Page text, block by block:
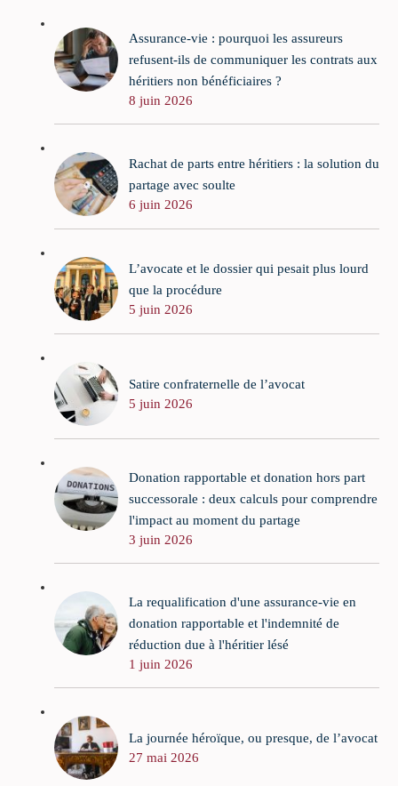
Assurance-vie : pourquoi les assureurs
refusent-ils de communiquer les contrats aux
héritiers non bénéficiaires ?
8 juin 2026
Rachat de parts entre héritiers : la solution du
partage avec soulte
6 juin 2026
L’avocate et le dossier qui pesait plus lourd
que la procédure
5 juin 2026
Satire confraternelle de l’avocat
5 juin 2026
Donation rapportable et donation hors part
successorale : deux calculs pour comprendre
l'impact au moment du partage
3 juin 2026
La requalification d'une assurance-vie en
donation rapportable et l'indemnité de
réduction due à l'héritier lésé
1 juin 2026
La journée héroïque, ou presque, de l’avocat
27 mai 2026